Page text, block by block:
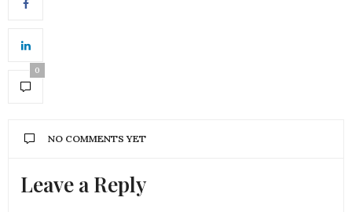
0
NO COMMENTS YET
Leave a Reply